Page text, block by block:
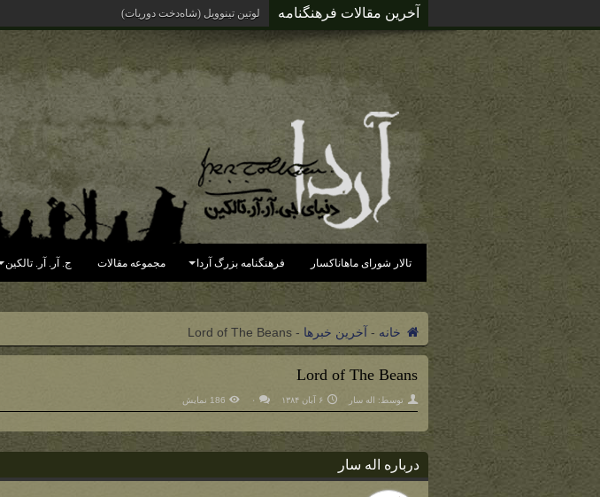
آخرین مقالات فرهنگنامه لوتین تینوویل (شاه‌دخت دوریات)
تالار شورای ماهاناکسار فرهنگنامه بزرگ آردا مجموعه مقالات ج. آر. آر. تالکین
خانه - آخرین خبرها -
Lord of The Beans
Lord of The Beans
توسط: اله سار ۶ آبان ۱۳۸۴ ۰ 186 نمایش
درباره اله سار